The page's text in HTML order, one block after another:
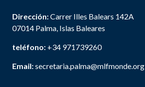
Dirección:Carrer Illes Balears 142A
07014 Palma, Islas Baleares
teléfono: +34 971739260
Email:secretaria.palma@mlfmonde.org